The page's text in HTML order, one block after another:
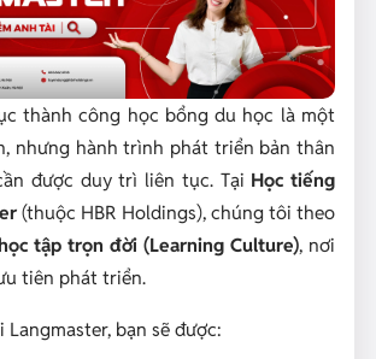
thành công học bổng du học là một
nhưng hành trình phát triển bản thân
được duy trì liên tục. Tại Học tiếng
(thuộc HBR Holdings), chúng tôi theo
tập trọn đời (Learning Culture), nơi
tiên phát triển.
Langmaster, bạn sẽ được: